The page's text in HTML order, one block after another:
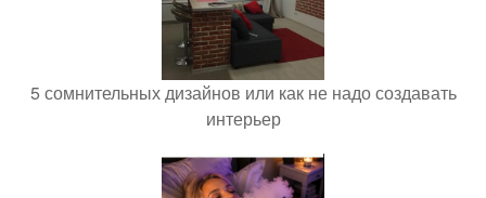
5 сомнительных дизайнов или как не надо создавать
интерьер